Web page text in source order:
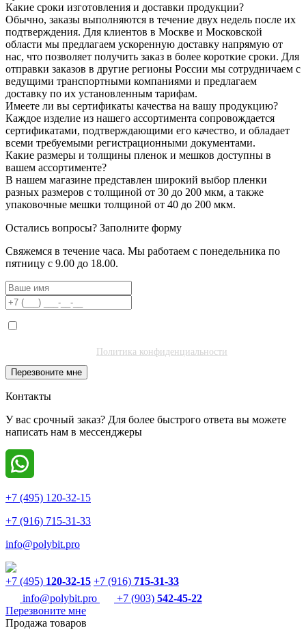
Какие сроки изготовления и доставки продукции?
Обычно, заказы выполняются в течение двух недель после их
подтверждения. Для клиентов в Москве и Московской
области мы предлагаем ускоренную доставку напрямую от
нас, что позволяет получить заказ в более короткие сроки. Для
отправки заказов в другие регионы России мы сотрудничаем с
ведущими транспортными компаниями и предлагаем
доставку по их установленным тарифам.
Имеете ли вы сертификаты качества на вашу продукцию?
Каждое изделие из нашего ассортимента сопровождается
сертификатами, подтверждающими его качество, и обладает
всеми требуемыми регистрационными документами.
Какие размеры и толщины пленок и мешков доступны в
вашем ассортименте?
В нашем магазине представлен широкий выбор пленки
разных размеров с толщиной от 30 до 200 мкм, а также
упаковочные мешки толщиной от 40 до 200 мкм.
Остались вопросы? Заполните форму
Свяжемся в течение часа. Мы работаем с понедельника по
пятницу с 9.00 до 18.00.
Политика конфиденциальности
Перезвоните мне
Контакты
У вас срочный заказ? Для более быстрого ответа вы можете
написать нам в мессенджеры
+7 (495) 120-32-15
+7 (916) 715-31-33
info@polybit.pro
+7 (495) 120-32-15 +7 (916) 715-31-33
info@polybit.pro
+7 (903) 542-45-22
Перезвоните мне
Продажа товаров